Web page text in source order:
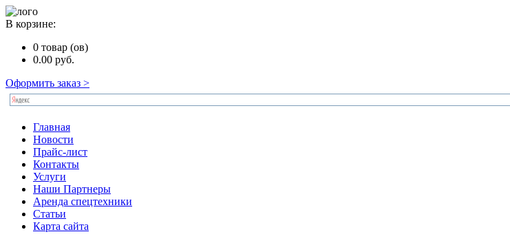
В корзине:
0 товар (ов)
0.00 руб.
Оформить заказ >
Главная
Новости
Прайс-лист
Контакты
Услуги
Наши Партнеры
Аренда спецтехники
Статьи
Карта сайта